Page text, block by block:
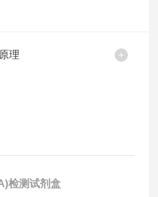
理
检测试剂盒